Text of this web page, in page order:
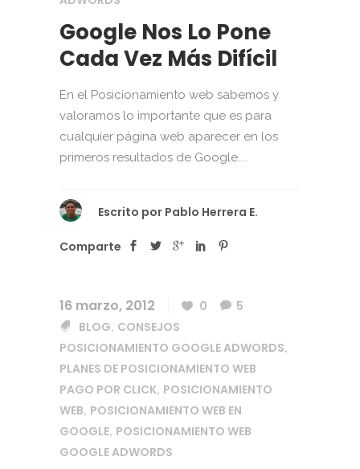
Google Nos Lo Pone
Cada Vez Más Difícil
En el Posicionamiento web sabemos y
valoramos lo importante que es para
cualquier página web aparecer en los
primeros resultados de Google....
Escrito por Pablo Herrera E.
Comparte
16 marzo, 2012 0
5
BLOG, CONSEJOS
POSICIONAMIENTO GOOGLE ADWORDS,
PLANES DE POSICIONAMIENTO WEB
PAGO POR CLICK, POSICIONAMIENTO
WEB, POSICIONAMIENTO WEB EN
GOOGLE, POSICIONAMIENTO WEB
GOOGLE ADWORDS